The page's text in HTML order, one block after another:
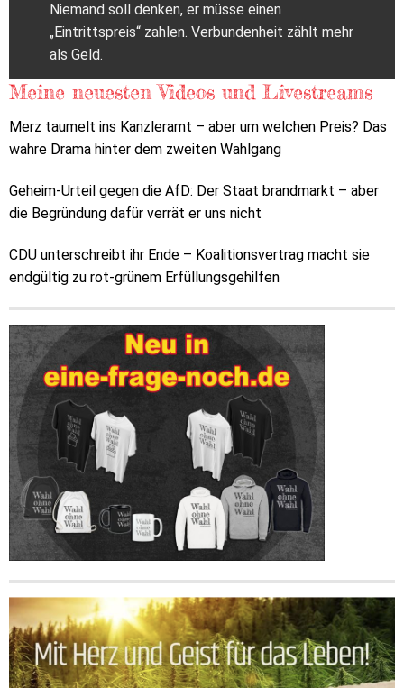
Niemand soll denken, er müsse einen
„Eintrittspreis“ zahlen. Verbundenheit zählt mehr
als Geld.
Meine neuesten Videos und Livestreams
Merz taumelt ins Kanzleramt – aber um welchen Preis? Das
wahre Drama hinter dem zweiten Wahlgang
Geheim-Urteil gegen die AfD: Der Staat brandmarkt – aber
die Begründung dafür verrät er uns nicht
CDU unterschreibt ihr Ende – Koalitionsvertrag macht sie
endgültig zu rot-grünem Erfüllungsgehilfen